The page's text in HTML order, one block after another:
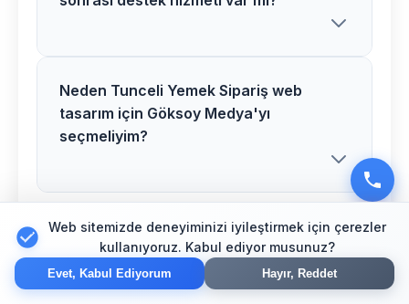
tasarım fiyatlarımız proje kapsamı,
iletişime geçebilirsiniz.
Evet, Nazımiye bölgesindeki tüm
müşterilerimize Yemek Sipariş web
tasarım sonrası 1 yıl ücretsiz teknik
Neden Tunceli Yemek Sipariş web
tasarım için Göksoy Medya'yı
seçmeliyim?
Tunceli bölgesinde Yemek Sipariş
sektörü için özel deneyimimiz,
profesyonel ekibimiz ve müşteri
Tunceli içinDiğer
Web sitemizde deneyiminizi iyileştirmek için çerezler
kullanıyoruz. Kabul ediyor musunuz?
Evet, Kabul Ediyorum Hayır, Reddet